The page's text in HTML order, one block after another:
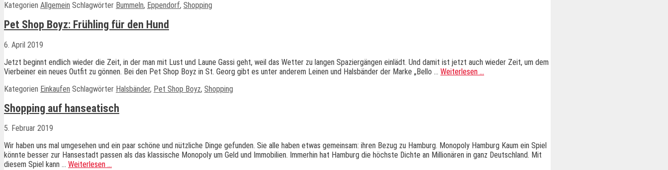
Kategorien Allgemein Schlagwörter Bummeln, Eppendorf, Shopping
Pet Shop Boyz: Frühling für den Hund
6. April 2019
Jetzt beginnt endlich wieder die Zeit, in der man mit Lust und Laune Gassi geht, weil das Wetter zu langen Spaziergängen einlädt. Und damit ist jetzt auch wieder Zeit, um dem
Vierbeiner ein neues Outfit zu gönnen. Bei den Pet Shop Boyz in St. Georg gibt es unter anderem Leinen und Halsbänder der Marke „Bello … Weiterlesen …
Kategorien Einkaufen Schlagwörter Halsbänder, Pet Shop Boyz, Shopping
Shopping auf hanseatisch
5. Februar 2019
Wir haben uns mal umgesehen und ein paar schöne und nützliche Dinge gefunden. Sie alle haben etwas gemeinsam: ihren Bezug zu Hamburg. Monopoly Hamburg Kaum ein Spiel
könnte besser zur Hansestadt passen als das klassische Monopoly um Geld und Immobilien. Immerhin hat Hamburg die höchste Dichte an Millionären in ganz Deutschland. Mit
diesem Spiel kann … Weiterlesen …